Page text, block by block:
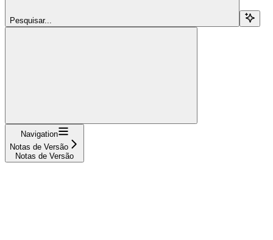
Pesquisar...
Navigation
Notas de Versão
Notas de Versão